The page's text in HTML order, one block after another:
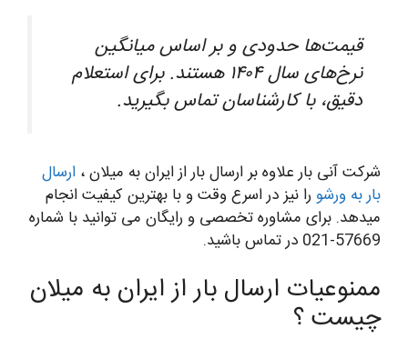
قیمت‌ها حدودی و بر اساس میانگین
نرخ‌های سال ۱۴۰۴ هستند. برای استعلام
دقیق، با کارشناسان تماس بگیرید.
شرکت آنی بار علاوه بر ارسال بار از ایران به میلان ، ارسال
بار به ورشو را نیز در اسرع وقت و با بهترین کیفیت انجام
میدهد. برای مشاوره تخصصی و رایگان می توانید با شماره
57669-021 در تماس باشید.
ممنوعیات ارسال بار از ایران به میلان
چیست ؟